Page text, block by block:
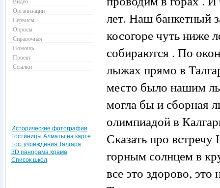
лет. Наш банкетный
косогоре чуть ниже
собираются . По
лыжах прямо в
место было нашим
могла бы и сборная
олимпиадой в
Сказать про
горным солнцем в
все это здорово,
Организации
Сервисы
Опросы
Справочная
Помощь
Проект
Ссылки
Исторические фотографии
Гостиницы Алматы на карте
Гос. учреждения Талгара
3D панорама храма
Список школ